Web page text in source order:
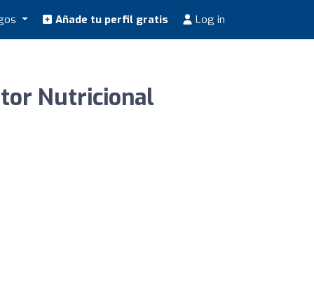
Añade tu perfil gratis Log in
Nutricional